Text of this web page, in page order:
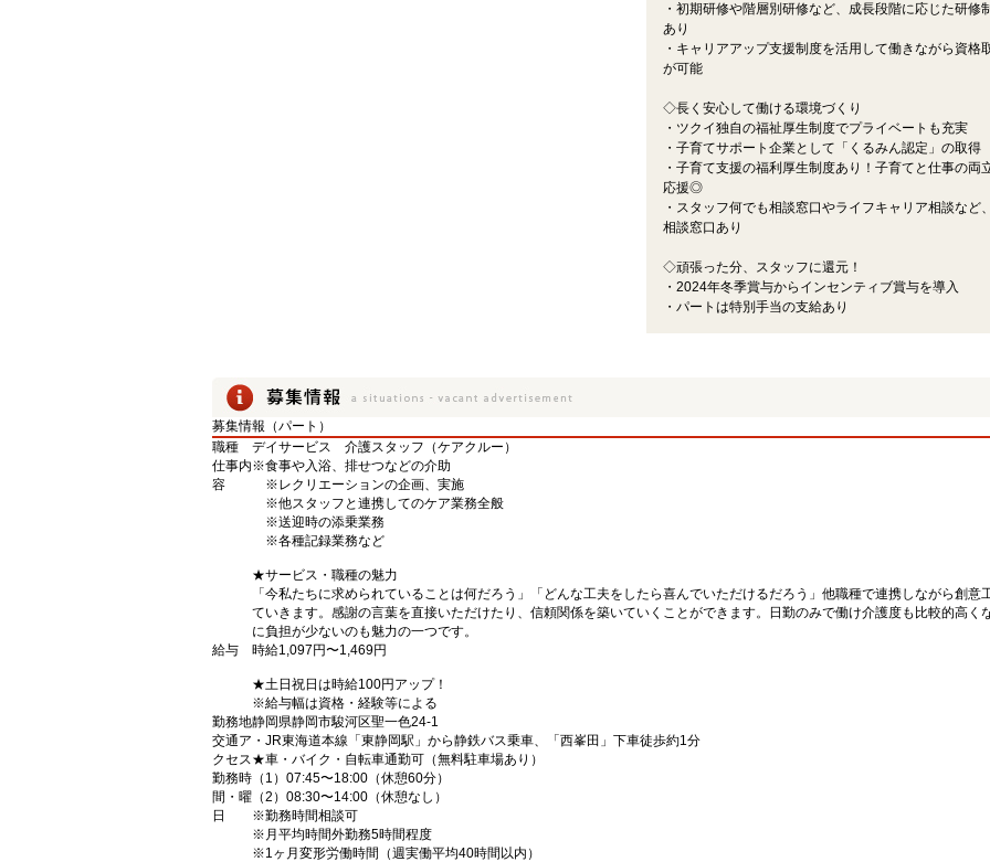
・初期研修や階層別研修など、成長段階に応じた研修
あり
・キャリアアップ支援制度を活用して働きながら資格
が可能
◇長く安心して働ける環境づくり
・ツクイ独自の福祉厚生制度でプライベートも充実
・子育てサポート企業として「くるみん認定」の取得
・子育て支援の福利厚生制度あり！子育てと仕事の両
応援◎
・スタッフ何でも相談窓口やライフキャリア相談など
相談窓口あり
◇頑張った分、スタッフに還元！
・2024年冬季賞与からインセンティブ賞与を導入
・パートは特別手当の支給あり
募集情報（パート）
職種
デイサービス 介護スタッフ（ケアクルー）
仕事内
容
※食事や入浴、排せつなどの介助
※レクリエーションの企画、実施
※他スタッフと連携してのケア業務全般
※送迎時の添乗業務
※各種記録業務など
★サービス・職種の魅力
「今私たちに求められていることは何だろう」「どんな工夫をしたら喜んでいただけるだろう」他職種で連携しながら創意
ていきます。感謝の言葉を直接いただけたり、信頼関係を築いていくことができます。日勤のみで働け介護度も比較的高く
に負担が少ないのも魅力の一つです。
給与
時給1,097円〜1,469円
★土日祝日は時給100円アップ！
※給与幅は資格・経験等による
勤務地静岡県静岡市駿河区聖一色24-1
交通ア
クセス
・JR東海道本線「東静岡駅」から静鉄バス乗車、「西峯田」下車徒歩約1分
★車・バイク・自転車通勤可（無料駐車場あり）
勤務時
間・曜
日
（1）07:45〜18:00（休憩60分）
（2）08:30〜14:00（休憩なし）
※勤務時間相談可
※月平均時間外勤務5時間程度
※1ヶ月変形労働時間（週実働平均40時間以内）